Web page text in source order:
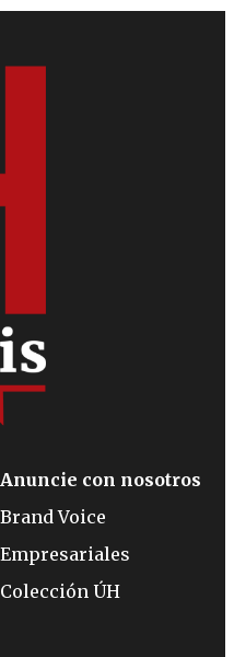
Anuncie con nosotros
Brand Voice
Empresariales
Colección ÚH